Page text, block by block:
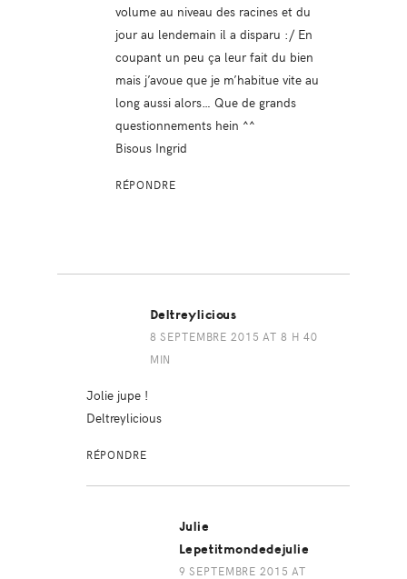
volume au niveau des racines et du
jour au lendemain il a disparu :/ En
coupant un peu ça leur fait du bien
mais j’avoue que je m’habitue vite au
long aussi alors… Que de grands
questionnements hein ^^
Bisous Ingrid
RÉPONDRE
Deltreylicious
8 SEPTEMBRE 2015 AT 8 H 40
MIN
Jolie jupe !
Deltreylicious
RÉPONDRE
Julie
Lepetitmondedejulie
9 SEPTEMBRE 2015 AT